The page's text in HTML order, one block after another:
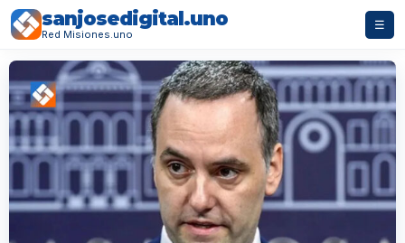
sanjosedigital.uno
Red Misiones.uno
☰